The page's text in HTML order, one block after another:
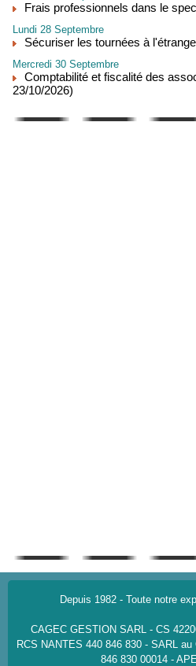
Frais professionnels dans le
Lundi 28 Septembre
Sécuriser les tournées à
Mercredi 30 Septembre
Comptabilité et fiscalité des
23/10/2026)
Depuis 1982 - Toute notre
CAGEC GESTION SARL - CS
RCS NANTES 440 846 830 - SARL
846 830 00014 -